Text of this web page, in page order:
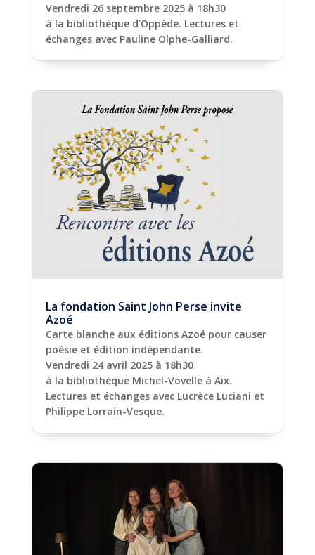
Vendredi 26 septembre 2025 à 18h30
à la bibliothèque d’Oppède. Lectures et
échanges avec Pauline Olphe-Galliard.
La fondation Saint John Perse invite
Azoé
Carte blanche aux éditions Azoé pour causer
poésie et édition indépendante.
Vendredi 24 avril 2025 à 18h30
à la bibliothèque Michel-Vovelle à Aix.
Lectures et échanges avec Lucrèce Luciani et
Philippe Lorrain-Vesque.